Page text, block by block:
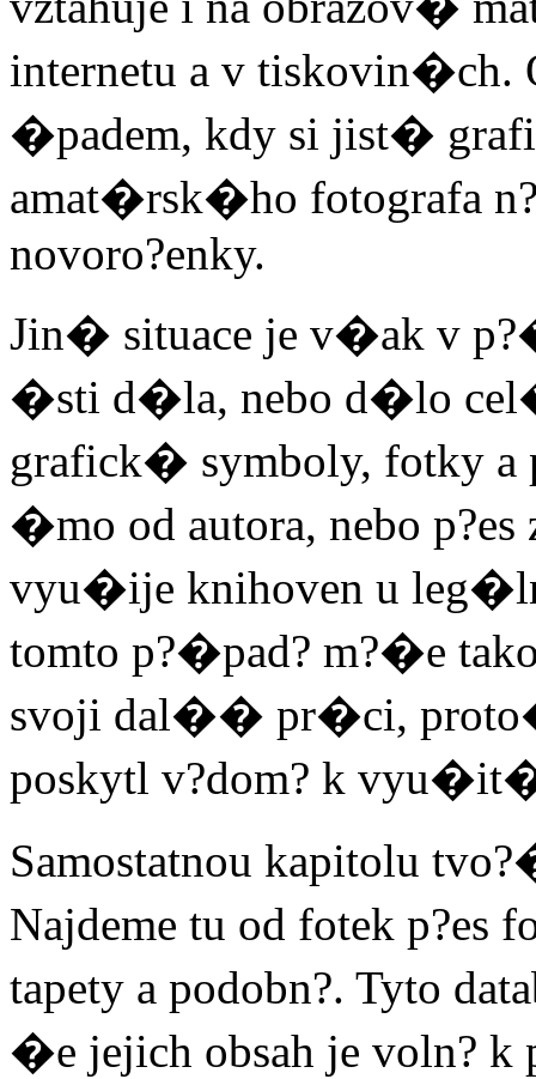
internetu a v tiskovin�ch.
�padem, kdy si jist�
amat�rsk�ho fotografa
novoro?enky.
Jin� situace je v�ak v
�sti d�la, nebo d�lo
grafick� symboly, fotky
�mo od autora, nebo
vyu�ije knihoven u
tomto p?�pad? m?�e
svoji dal�� pr�ci,
poskytl v?dom? k
Samostatnou kapitolu
Najdeme tu od fotek
tapety a podobn?. Tyto
�e jejich obsah je voln?